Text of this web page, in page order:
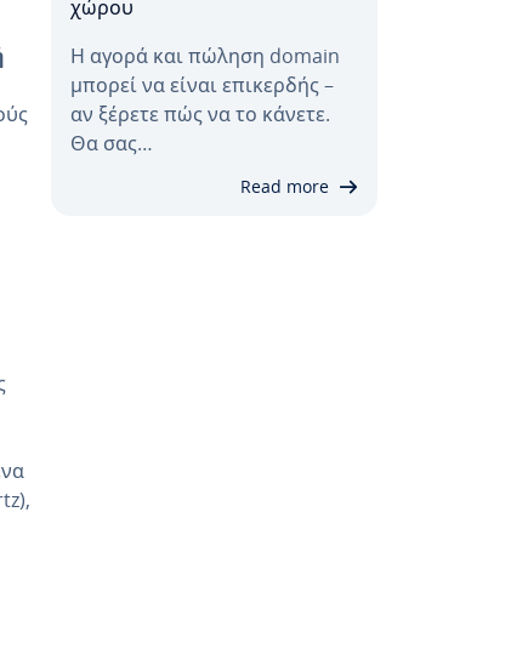
χώρου
Η αγορά και πώληση domain
μπορεί να είναι επικερδής –
αν ξέρετε πώς να το κάνετε.
Θα σας…
Read more